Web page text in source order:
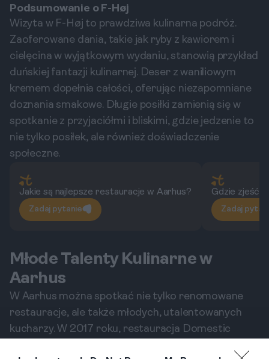
Podsumowanie o F-Høj
Wizyta w F-Høj to prawdziwa kulinarna podróż.
Zaoferowane dania, takie jak ryby z kawiorem i
cielęcina w wyjątkowym wydaniu, stanowią przykład
duńskiej fantazji kulinarnej. Deser z waniliowym
kremem dopełnia całości, oferując niezapomniane
doznania smakowe. Długie posiłki zamienią się w
spotkanie z przyjaciółmi i bliskimi, gdzie jedzenie to
nie tylko posiłek, ale również doświadczenie
społeczne.
Jakie są najlepsze restauracje w Aarhus?
Zadaj pytanie
Gdzie zjeść
Zadaj
Młode Talenty Kulinarne w
Aarhus
W Aarhus można spotkać nie tylko renomowane
restauracje, ale także młodych, utalentowanych
kucharzy. W 2017 roku, restauracja Domestic